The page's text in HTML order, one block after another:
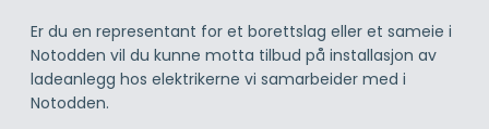
Er du en representant for et borettslag eller et sameie i
Notodden vil du kunne motta tilbud på installasjon av
ladeanlegg hos elektrikerne vi samarbeider med i
Notodden.